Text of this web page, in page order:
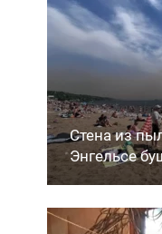
Стена из
Энгельсе